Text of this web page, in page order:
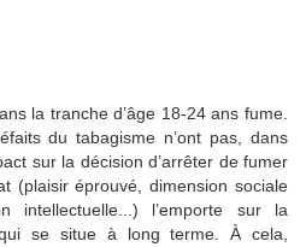
la tranche d’âge 18-24 ans fume.
du tabagisme n’ont pas, dans
sur la décision d’arrêter de fumer
(plaisir éprouvé, dimension sociale
intellectuelle...) l’emporte sur la
se situe à long terme. À cela,